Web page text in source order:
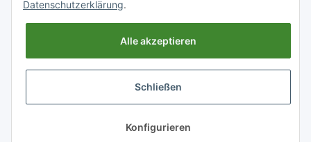
* Alle Preise inkl. gesetzlicher USt., zzgl.Versand
Datenschutzerklärung.
Alle akzeptieren
Schließen
Konfigurieren